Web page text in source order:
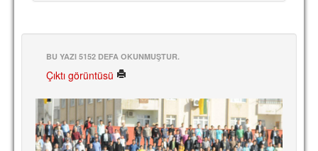
BU YAZI 5152 DEFA OKUNMUŞTUR.
Çıktı görüntüsü